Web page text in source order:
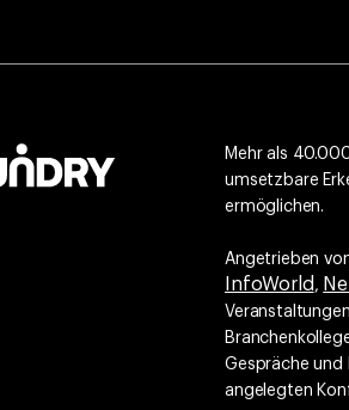
Mehr als
umsetzbare
ermöglichen.
Angetrieben
InfoWorld ,
Gespräche und
angelegten